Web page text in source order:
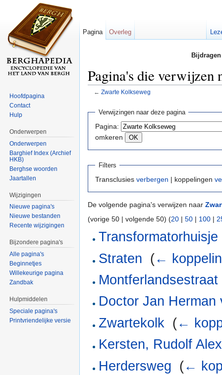
Pagina's die
← Zwarte Kolkseweg
Verwijzingen naar deze pagina
Pagina:
omkeren
Filters
Transclusies verbergen | koppelingen
De volgende pagina's verwijzen naar
(vorige 50 | volgende 50) (20 | 50 | 100 |
Transformatorhuisje
Straten (←
Montferlandsestraat
Doctor Jan Herman
Zwartekolk (←
Kersten, Rudolf
Herdersweg (←
Pagina Overleg
Hoofdpagina
Contact
Hulp
Onderwerpen
Onderwerpen
Barghief Index (Archief
HKB)
Berghse woorden
Jaartallen
Wijzigingen
Nieuwe pagina's
Nieuwe bestanden
Recente wijzigingen
Bijzondere pagina's
Alle pagina's
Beginnetjes
Willekeurige pagina
Zandbak
Hulpmiddelen
Speciale pagina's
Printvriendelijke versie